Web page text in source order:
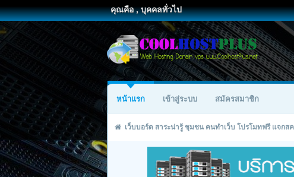
คุณคือ , บุคคลทั่วไป
หน้าแรก เข้าสู่ระบบ สมัครสมาชิก
เว็บบอร์ด สาระน่ารู้ ชุมชน คนทำเว็บ โปรโมทฟรี แจกส